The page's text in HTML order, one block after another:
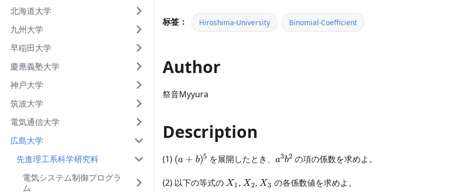
北海道大学
九州大学
早稲田大学
慶應義塾大学
神戸大学
筑波大学
電気通信大学
広島大学
先進理工系科学研究科
電気システム制御プログラ
ム
标签： Hiroshima-University Binomial-Coefficient
Author
祭音Myyura
Description
(1) (a+b)^5
(a + b)5 を展開したとき、 a^3b^2
a3b2 の項の係数を求めよ。
(2) 以下の等式の X_1
X1 , X_2
X2,X_3
X3 の各係数値を求めよ。